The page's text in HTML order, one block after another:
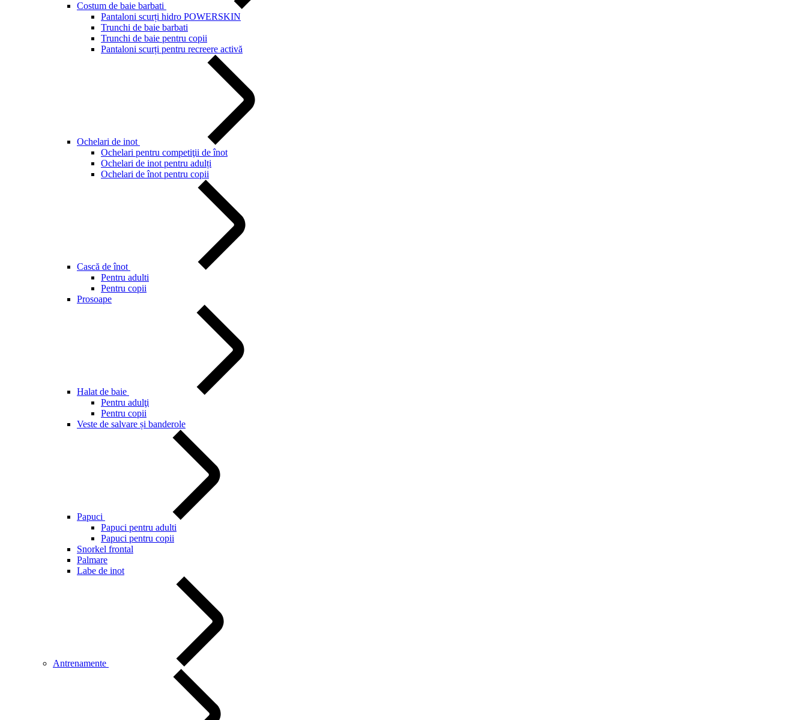
Costum de baie barbati
Pantaloni scurți hidro POWERSKIN
Trunchi de baie barbati
Trunchi de baie pentru copii
Pantaloni scurți pentru recreere activă
Ochelari de inot
Ochelari pentru competiţii de înot
Ochelari de inot pentru adulți
Ochelari de înot pentru copii
Cască de înot
Pentru adulti
Pentru copii
Prosoape
Halat de baie
Pentru adulţi
Pentru copii
Veste de salvare și banderole
Papuci
Papuci pentru adulti
Papuci pentru copii
Snorkel frontal
Palmare
Labe de inot
Antrenamente